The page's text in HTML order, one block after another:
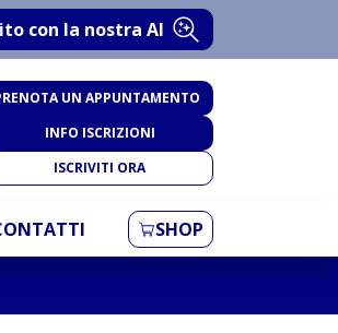
con la nostra AI
UN APPUNTAMENTO
INFO ISCRIZIONI
ISCRIVITI ORA
SHOP